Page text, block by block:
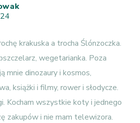
krakuska a trocha Ślónzoczka.
wegetarianka. Poza
mnie dinozaury i kosmos,
książki i filmy, rower i słodycze.
Kocham wszystkie koty i jednego
zakupów i nie mam telewizora.